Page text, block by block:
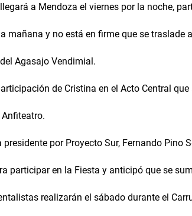
a Mendoza el viernes por la noche,
mañana y no está en firme que se traslade
Agasajo Vendimial.
de Cristina en el Acto Central que
por Proyecto Sur, Fernando Pino
participar en la Fiesta y anticipó que se
realizarán el sábado durante el